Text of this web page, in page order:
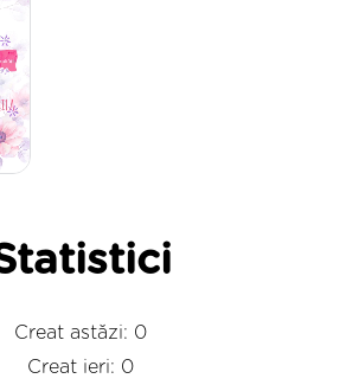
Creat astăzi: 0
Creat ieri: 0